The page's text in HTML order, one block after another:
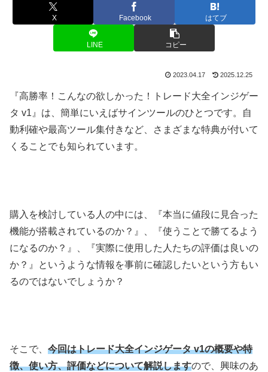
X Facebook はてブ
LINE コピー
2023.04.17 2025.12.25
『高勝率！こんなの欲しかった！トレード大全インジゲー
タ v1』は、簡単にいえばサインツールのひとつです。自
動利確や最高ツール集付きなど、さまざまな特典が付いて
くることでも知られています。
購入を検討している人の中には、『本当に値段に見合った
機能が搭載されているのか？』、『使うことで勝てるよう
になるのか？』、『実際に使用した人たちの評価は良いの
か？』というような情報を事前に確認したいという方もい
るのではないでしょうか？
そこで、 今回はトレード大全インジゲータ v1の概要や特
徴、使い方、評価などについて解説しますので、興味のあ